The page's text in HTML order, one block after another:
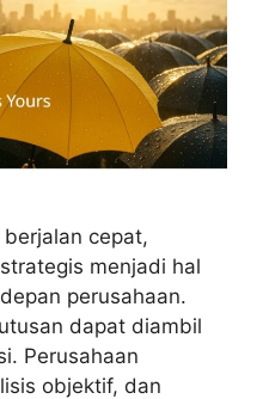
cepat,
menjadi hal
perusahaan.
dapat diambil
Perusahaan
objektif, dan